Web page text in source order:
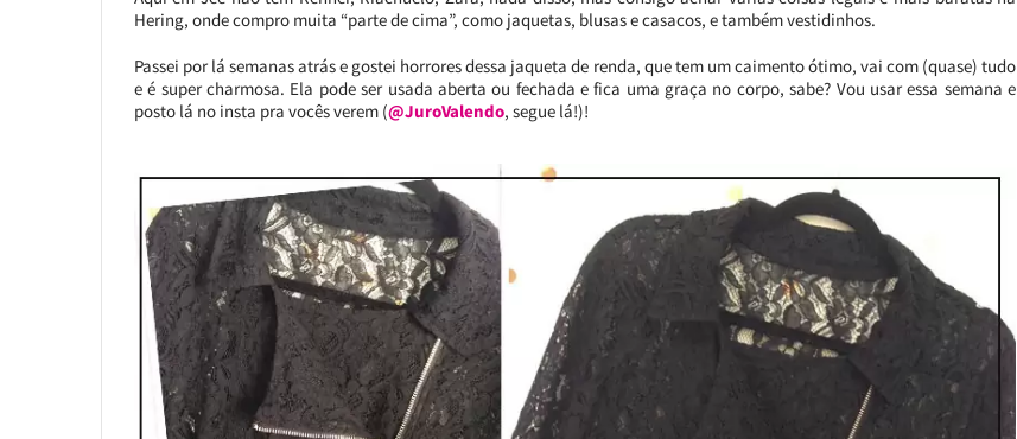
Hering, onde compro muita “parte de cima”, como jaquetas, blusas e casacos, e também vestidinhos.
Passei por lá semanas atrás e gostei horrores dessa jaqueta de renda, que tem um caimento ótimo, vai com (quase) tudo
e é super charmosa. Ela pode ser usada aberta ou fechada e fica uma graça no corpo, sabe? Vou usar essa semana e
posto lá no insta pra vocês verem (@JuroValendo, segue lá!)!